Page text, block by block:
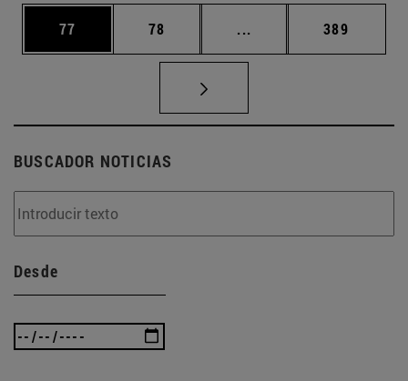
Página
77 Página
78 ... Páginas intermedias
Página
389
BUSCADOR NOTICIAS
Desde